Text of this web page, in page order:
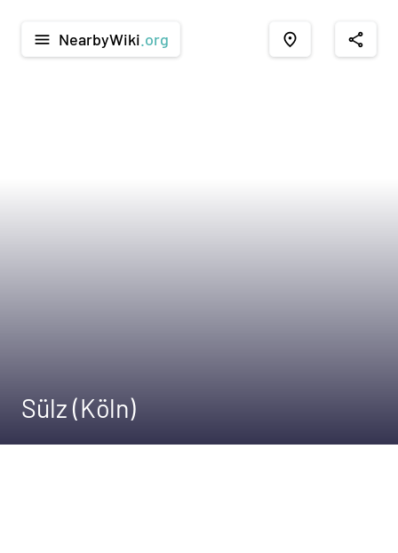
menu NearbyWiki .org place share
Sülz (Köln)